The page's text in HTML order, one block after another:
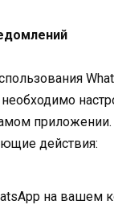
приложении.
действия:
на вашем